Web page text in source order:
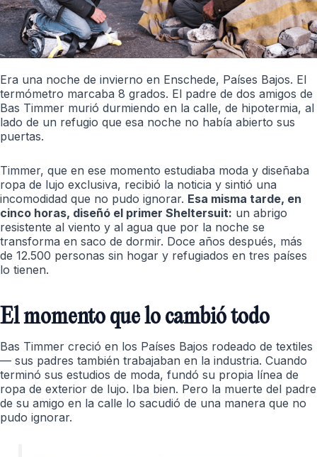
Era una noche de invierno en Enschede, Países Bajos. El
termómetro marcaba 8 grados. El padre de dos amigos de
Bas Timmer murió durmiendo en la calle, de hipotermia, al
lado de un refugio que esa noche no había abierto sus
puertas.
Timmer, que en ese momento estudiaba moda y diseñaba
ropa de lujo exclusiva, recibió la noticia y sintió una
incomodidad que no pudo ignorar. Esa misma tarde, en
cinco horas, diseñó el primer Sheltersuit: un abrigo
resistente al viento y al agua que por la noche se
transforma en saco de dormir. Doce años después, más
de 12.500 personas sin hogar y refugiados en tres países
lo tienen.
El momento que lo cambió todo
Bas Timmer creció en los Países Bajos rodeado de textiles
— sus padres también trabajaban en la industria. Cuando
terminó sus estudios de moda, fundó su propia línea de
ropa de exterior de lujo. Iba bien. Pero la muerte del padre
de su amigo en la calle lo sacudió de una manera que no
pudo ignorar.